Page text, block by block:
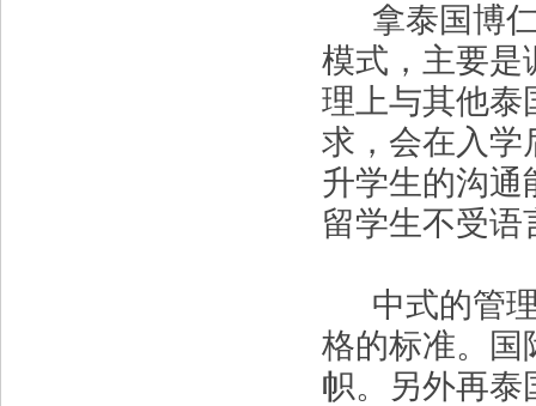
拿泰国博仁
模式，主要是
理上与其他泰
求，会在入学
升学生的沟通
留学生不受语
中式的管理
格的标准。国
帜。另外再泰